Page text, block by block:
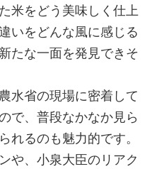
米をどう美味しく仕上
いをどんな風に感じる
たな一面を発見できそ
水省の現場に密着して
で、普段なかなか見ら
れるのも魅力的です。
や、小泉大臣のリアク